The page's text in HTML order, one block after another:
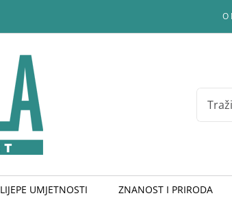
O
Search
for:
LIJEPE UMJETNOSTI ZNANOST I PRIRODA